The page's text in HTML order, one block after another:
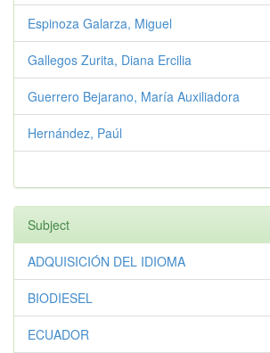
Espinoza Galarza, Miguel
Gallegos Zurita, Diana Ercilia
Guerrero Bejarano, María Auxiliadora
Hernández, Paúl
Subject
ADQUISICIÓN DEL IDIOMA
BIODIESEL
ECUADOR